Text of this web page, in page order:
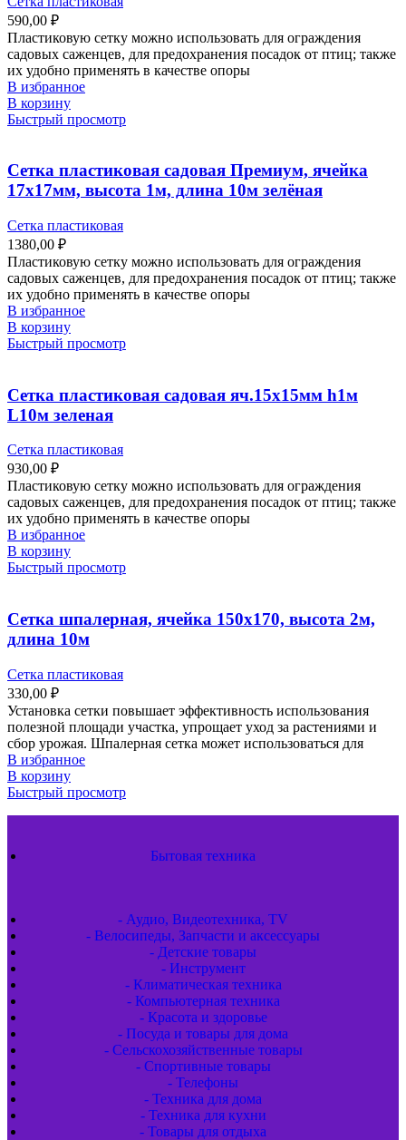
590,00 ₽
Пластиковую сетку можно использовать для ограждения
садовых саженцев, для предохранения посадок от птиц; также
их удобно применять в качестве опоры
В избранное
В корзину
Быстрый просмотр
Сетка пластиковая садовая Премиум, ячейка
17х17мм, высота 1м, длина 10м зелёная
Сетка пластиковая
1380,00 ₽
Пластиковую сетку можно использовать для ограждения
садовых саженцев, для предохранения посадок от птиц; также
их удобно применять в качестве опоры
В избранное
В корзину
Быстрый просмотр
Сетка пластиковая садовая яч.15х15мм h1м
L10м зеленая
Сетка пластиковая
930,00 ₽
Пластиковую сетку можно использовать для ограждения
садовых саженцев, для предохранения посадок от птиц; также
их удобно применять в качестве опоры
В избранное
В корзину
Быстрый просмотр
Сетка шпалерная, ячейка 150х170, высота 2м,
длина 10м
Сетка пластиковая
330,00 ₽
Установка сетки повышает эффективность использования
полезной площади участка, упрощает уход за растениями и
сбор урожая. Шпалерная сетка может использоваться для
В избранное
В корзину
Быстрый просмотр
Бытовая техника
- Аудио, Видеотехника, TV
- Велосипеды, Запчасти и аксессуары
- Детские товары
- Инструмент
- Климатическая техника
- Компьютерная техника
- Красота и здоровье
- Посуда и товары для дома
- Сельскохозяйственные товары
- Спортивные товары
- Телефоны
- Техника для дома
- Техника для кухни
- Товары для отдыха